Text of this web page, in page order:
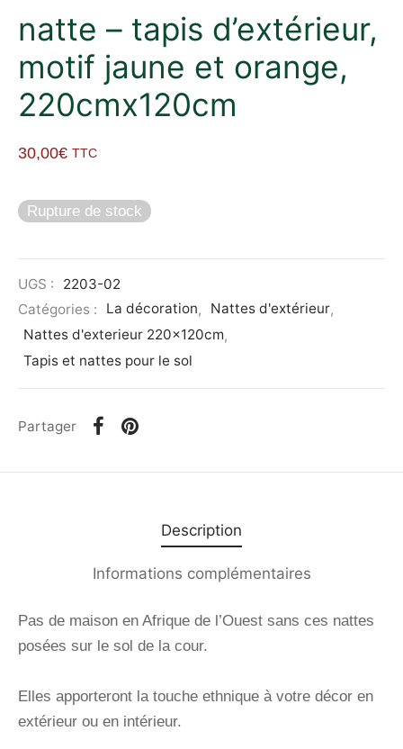
natte – tapis d’extérieur,
motif jaune et orange,
220cmx120cm
30,00€ TTC
Rupture de stock
UGS :
2203-02
Catégories :
La décoration, Nattes d'extérieur,
Nattes d'exterieur 220x120cm,
Tapis et nattes pour le sol
Partager
Description
Informations complémentaires
Pas de maison en Afrique de l’Ouest sans ces nattes
posées sur le sol de la cour.
Elles apporteront la touche ethnique à votre décor en
extérieur ou en intérieur.